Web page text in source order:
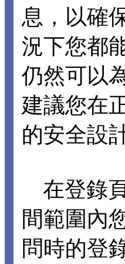
息，以確
況下您都
仍然可以
建議您在
的安全設
在登錄
間範圍內
問時的登